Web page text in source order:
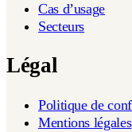
Cas d’usage
Secteurs
Légal
Politique de
Mentions légales